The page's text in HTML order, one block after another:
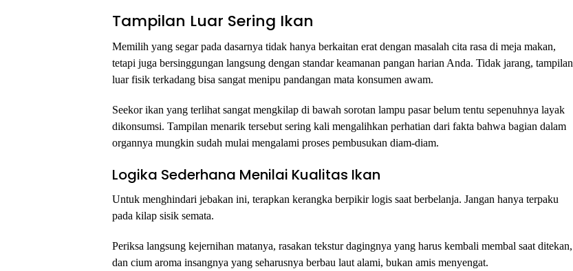
Tampilan Luar Sering Ikan
Memilih yang segar pada dasarnya tidak hanya berkaitan erat dengan masalah cita rasa di meja makan,
tetapi juga bersinggungan langsung dengan standar keamanan pangan harian Anda. Tidak jarang, tampilan
luar fisik terkadang bisa sangat menipu pandangan mata konsumen awam.
Seekor ikan yang terlihat sangat mengkilap di bawah sorotan lampu pasar belum tentu sepenuhnya layak
dikonsumsi. Tampilan menarik tersebut sering kali mengalihkan perhatian dari fakta bahwa bagian dalam
organnya mungkin sudah mulai mengalami proses pembusukan diam-diam.
Logika Sederhana Menilai Kualitas Ikan
Untuk menghindari jebakan ini, terapkan kerangka berpikir logis saat berbelanja. Jangan hanya terpaku
pada kilap sisik semata.
Periksa langsung kejernihan matanya, rasakan tekstur dagingnya yang harus kembali membal saat ditekan,
dan cium aroma insangnya yang seharusnya berbau laut alami, bukan amis menyengat.